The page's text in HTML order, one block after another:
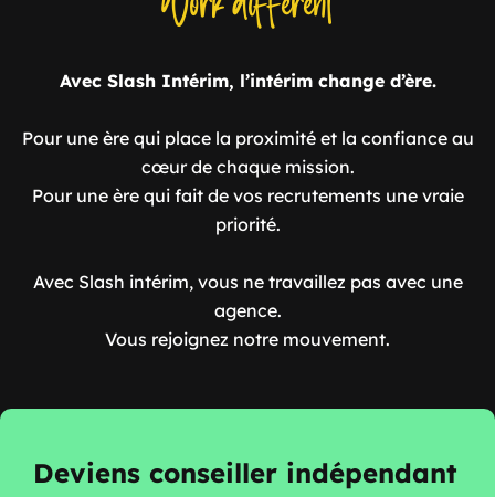
Avec Slash Intérim, l’intérim change d’ère.
Pour une ère qui place la proximité et la confiance au
cœur de chaque mission.
Pour une ère qui fait de vos recrutements une vraie
priorité.
Avec Slash intérim, vous ne travaillez pas avec une
agence.
Vous rejoignez notre mouvement.
Deviens conseiller indépendant